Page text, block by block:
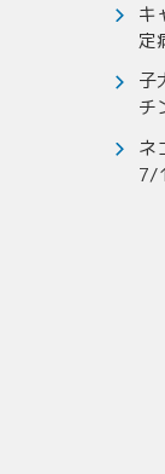
キ
定
子
チ
ネ
7/